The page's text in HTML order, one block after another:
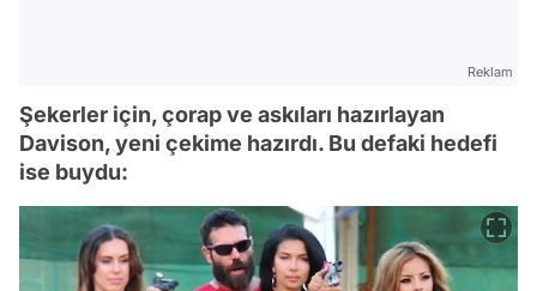
Reklam
Şekerler için, çorap ve askıları hazırlayan
Davison, yeni çekime hazırdı. Bu defaki hedefi
ise buydu: